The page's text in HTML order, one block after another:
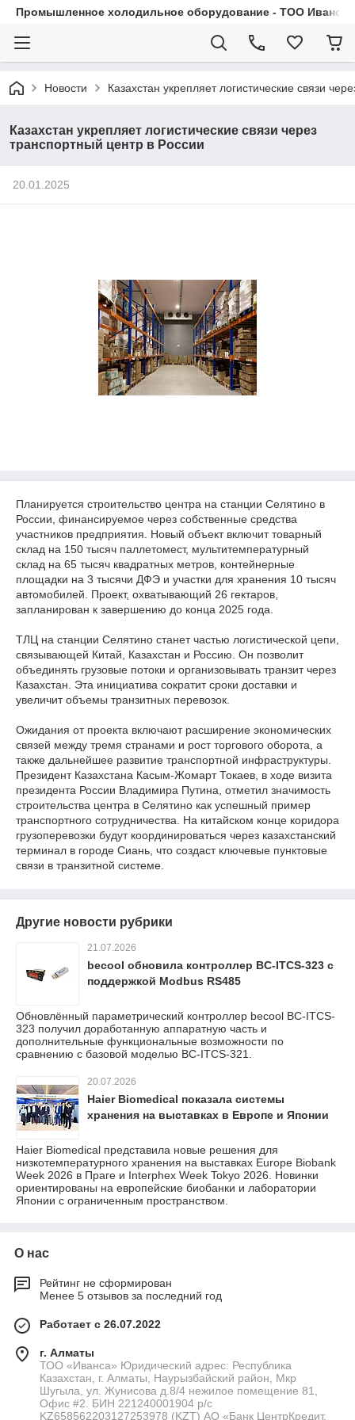
Промышленное холодильное оборудование - ТОО
Новости Казахстан укрепляет логистические связи
Казахстан укрепляет логистические связи через
транспортный центр в России
20.01.2025
Планируется строительство центра на станции Селятино в
России, финансируемое через собственные средства
участников предприятия. Новый объект включит товарный
склад на 150 тысяч паллетомест, мультитемпературный
склад на 65 тысяч квадратных метров, контейнерные
площадки на 3 тысячи ДФЭ и участки для хранения 10 тысяч
автомобилей. Проект, охватывающий 26 гектаров,
запланирован к завершению до конца 2025 года.
ТЛЦ на станции Селятино станет частью логистической цепи,
связывающей Китай, Казахстан и Россию. Он позволит
объединять грузовые потоки и организовывать транзит через
Казахстан. Эта инициатива сократит сроки доставки и
увеличит объемы транзитных перевозок.
Ожидания от проекта включают расширение экономических
связей между тремя странами и рост торгового оборота, а
также дальнейшее развитие транспортной инфраструктуры.
Президент Казахстана Касым-Жомарт Токаев, в ходе визита
президента России Владимира Путина, отметил значимость
строительства центра в Селятино как успешный пример
транспортного сотрудничества. На китайском конце коридора
грузоперевозки будут координироваться через казахстанский
терминал в городе Сиань, что создаст ключевые пунктовые
связи в транзитной системе.
Другие новости рубрики
21.07.2026
becool обновила контроллер BC-ITCS-323 с
поддержкой Modbus RS485
Обновлённый параметрический контроллер becool BC-ITCS-
323 получил доработанную аппаратную часть и
дополнительные функциональные возможности по
сравнению с базовой моделью BC-ITCS-321.
20.07.2026
Haier Biomedical показала системы
хранения на выставках в Европе и Японии
Haier Biomedical представила новые решения для
низкотемпературного хранения на выставках Europe Biobank
Week 2026 в Праге и Interphex Week Tokyo 2026. Новинки
ориентированы на европейские биобанки и лаборатории
Японии с ограниченным пространством.
О нас
Рейтинг не сформирован
Менее 5 отзывов за последний год
Работает с 26.07.2022
г. Алматы
ТОО «Иванса» Юридический адрес: Республика
Казахстан, г. Алматы, Наурызбайский район, Мкр
Шугыла, ул. Жунисова д.8/4 нежилое помещение 81,
Офис #2. БИН 221240001904 р/с
KZ658562203127253978 (KZT) АО «Банк ЦентрКредит,